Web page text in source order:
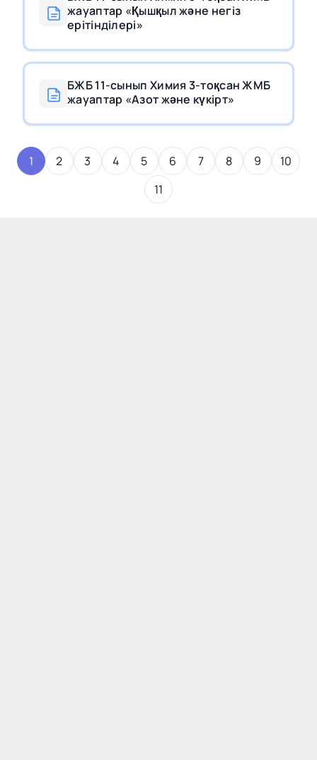
жауаптар «Қышқыл және негіз
ерітінділері»
БЖБ 11-сынып Химия 3-тоқсан ЖМБ
жауаптар «Азот және күкірт»
1 2 3 4 5 6 7 8 9
10
11